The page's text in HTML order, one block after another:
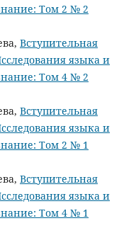
Том 2 № 2
Вступительная
языка и
Том 4 № 2
Вступительная
языка и
Том 2 № 1
Вступительная
языка и
Том 4 № 1